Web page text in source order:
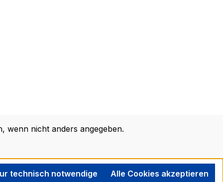
wenn nicht anders angegeben.
technisch notwendige Alle Cookies akzeptieren